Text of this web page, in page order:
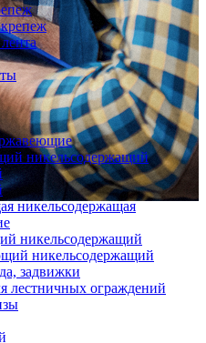
никельсодержащий
никельсодержащая
никельсодержащий
никельсодержащий
задвижки
лестничных ограждений